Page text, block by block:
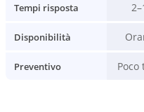
Tempi risposta
Disponibilità
Preventivo